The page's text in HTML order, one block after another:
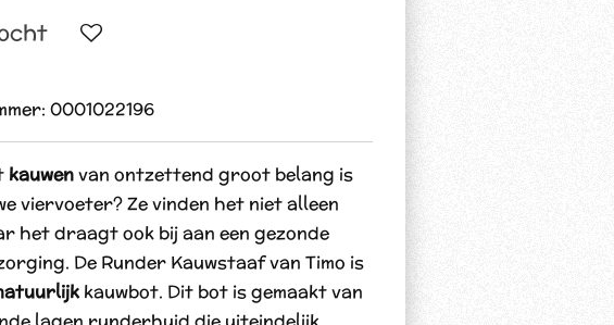
0001022196
kauwenvan ontzettend groot belang is
viervoeter? Ze vinden het niet alleen
het draagt ook bij aan een gezonde
De Runder Kauwstaaf van Timo is
kauwbot. Dit bot is gemaakt van